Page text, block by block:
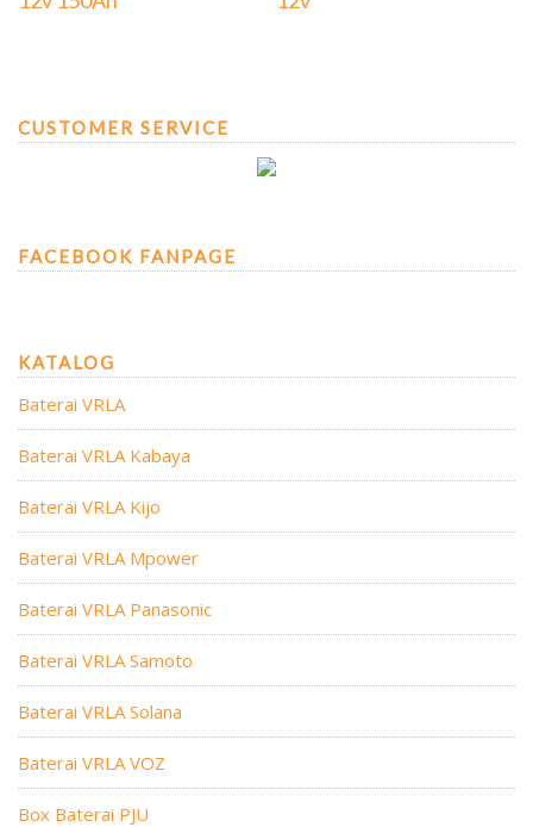
CUSTOMER SERVICE
FACEBOOK FANPAGE
KATALOG
Baterai VRLA
Baterai VRLA Kabaya
Baterai VRLA Kijo
Baterai VRLA Mpower
Baterai VRLA Panasonic
Baterai VRLA Samoto
Baterai VRLA Solana
Baterai VRLA VOZ
Box Baterai PJU